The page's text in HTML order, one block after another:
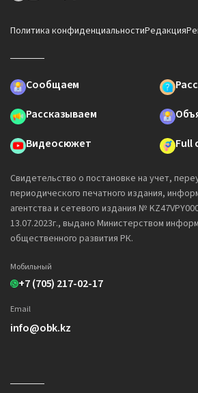
Политика конфиденциальностиРедакция
Сообщаем
Рассказываем
Видеосюжет
Full
Свидетельство о постановке на учет,
периодического печатного издания,
агентства и сетевого издания №
13.07.2023г., выдано Министерством
общественного развития РК.
Мобильный
+7 (705) 217-02-17
Email
info@obk.kz